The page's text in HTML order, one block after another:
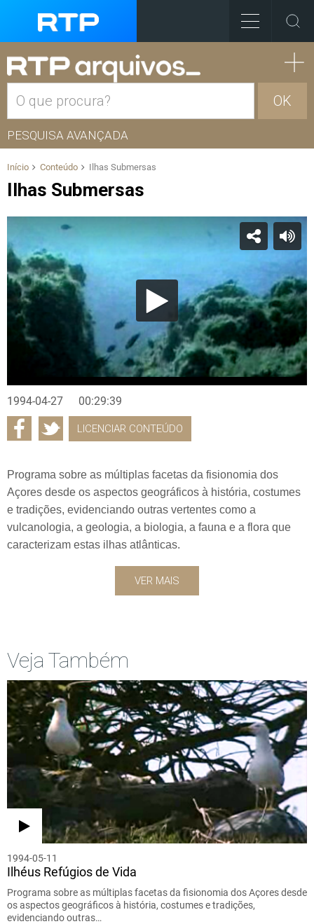
OK
PESQUISA AVANÇADA
Início Conteúdo Ilhas Submersas
Ilhas Submersas
1994-04-27 00:29:39
LICENCIAR CONTEÚDO
Programa sobre as múltiplas facetas da fisionomia dos
Açores desde os aspectos geográficos à história, costumes
e tradições, evidenciando outras vertentes como a
vulcanologia, a geologia, a biologia, a fauna e a flora que
caracterizam estas ilhas atlânticas.
VER MAIS
Veja Também
1994-05-11
Ilhéus Refúgios de Vida
Programa sobre as múltiplas facetas da fisionomia dos Açores desde
os aspectos geográficos à história, costumes e tradições,
evidenciando outras…